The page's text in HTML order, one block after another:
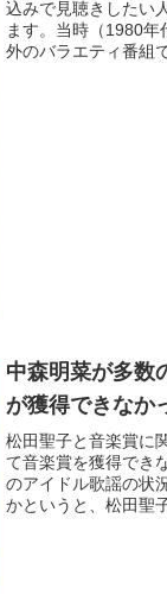
込みで見聴きしたい
ます。当時（1980
外のバラエティ番組
中森明菜が多数
が獲得できなか
松田聖子と音楽賞に
て音楽賞を獲得でき
のアイドル歌謡の状
かというと、松田聖